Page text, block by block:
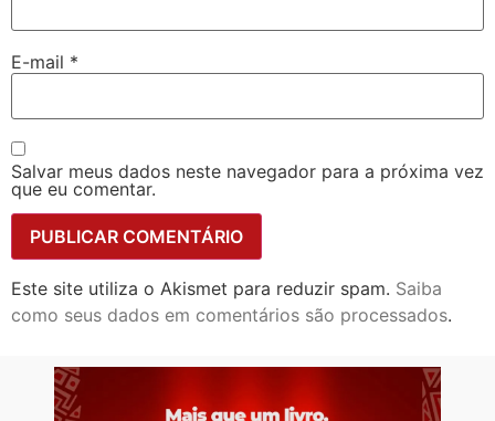
E-mail *
Salvar meus dados neste navegador para a próxima vez
que eu comentar.
Este site utiliza o Akismet para reduzir spam. Saiba
como seus dados em comentários são processados.